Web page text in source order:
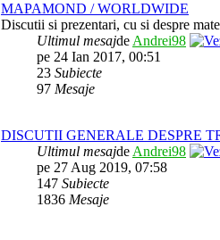
MAPAMOND / WORLDWIDE
Discutii si prezentari, cu si despre
Ultimul mesajde Andrei98
pe 24 Ian 2017, 00:51
23 Subiecte
97 Mesaje
DISCUTII GENERALE DESPRE
Ultimul mesajde Andrei98
pe 27 Aug 2019, 07:58
147 Subiecte
1836 Mesaje